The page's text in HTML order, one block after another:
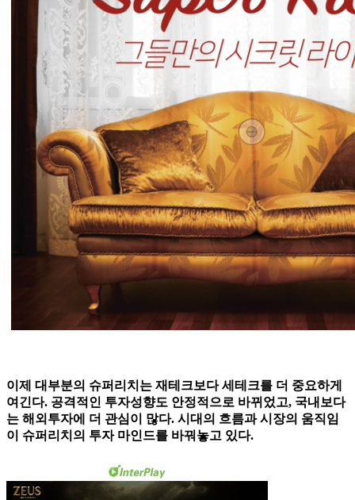
이제 대부분의 슈퍼리치는 재테크보다 세테크를 더 중요하게
여긴다. 공격적인 투자성향도 안정적으로 바뀌었고, 국내보다
는 해외투자에 더 관심이 많다. 시대의 흐름과 시장의 움직임
이 슈퍼리치의 투자 마인드를 바꿔놓고 있다.